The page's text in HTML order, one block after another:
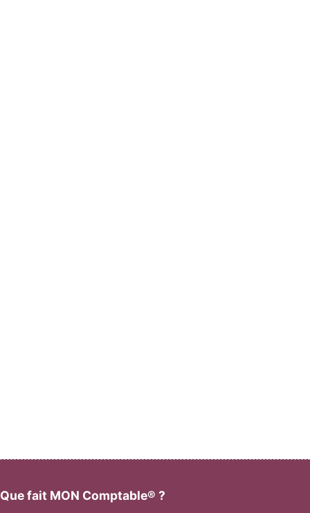
Que fait MON Comptable® ?